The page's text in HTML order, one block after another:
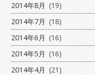
2014年8月 (19)
2014年7月 (18)
2014年6月 (16)
2014年5月 (16)
2014年4月 (21)